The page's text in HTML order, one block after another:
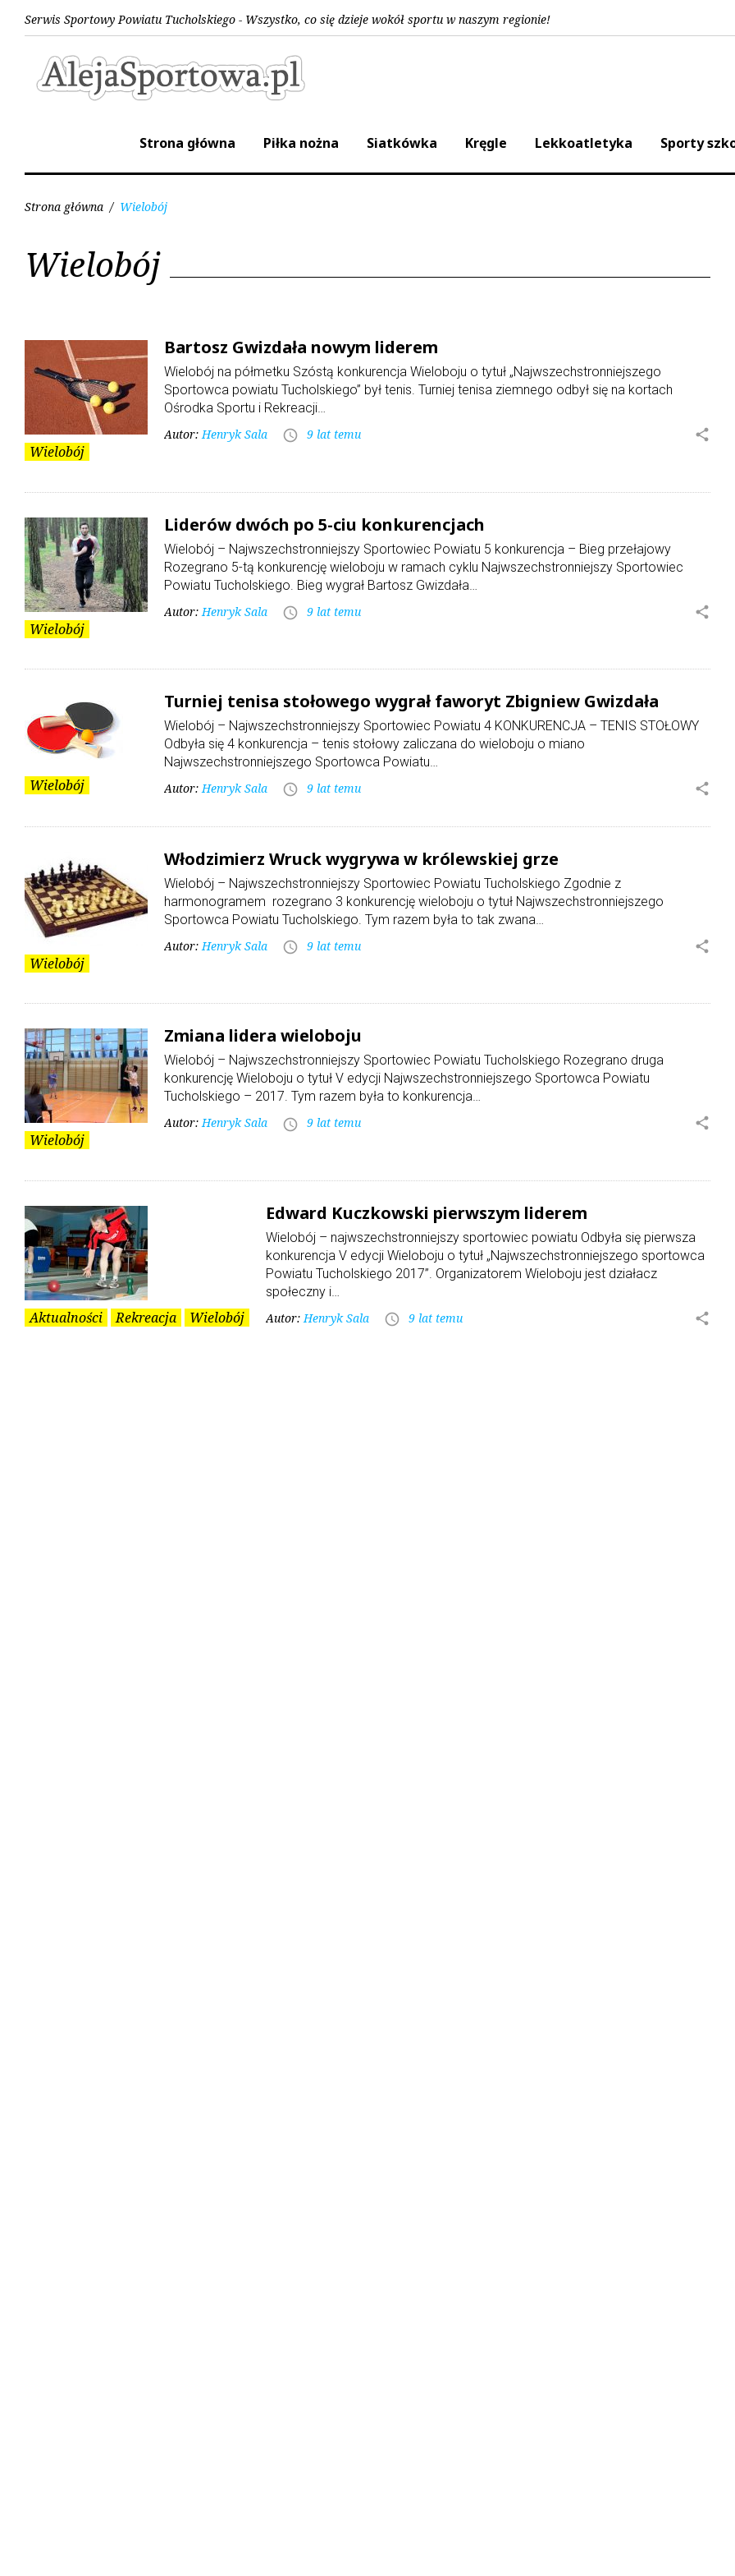
Serwis Sportowy Powiatu Tucholskiego - Wszystko, co się dzieje wokół sportu w naszym regionie!
Strona główna Piłka nożna Siatkówka Kręgle Lekkoatletyka Sporty
Strona główna / Wielobój
Kategoria:
Wielobój
Wielobój
Bartosz Gwizdała nowym liderem
Wielobój na półmetku Szóstą konkurencja Wieloboju o tytuł „Najwszechstronniejszego
Sportowca powiatu Tucholskiego” był tenis. Turniej tenisa ziemnego odbył się na kortach
Ośrodka Sportu i Rekreacji…
Autor:Henryk Sala access_time 9 lat temu share
Wielobój
Liderów dwóch po 5-ciu konkurencjach
Wielobój – Najwszechstronniejszy Sportowiec Powiatu 5 konkurencja – Bieg przełajowy
Rozegrano 5-tą konkurencję wieloboju w ramach cyklu Najwszechstronniejszy Sportowiec
Powiatu Tucholskiego. Bieg wygrał Bartosz Gwizdała…
Autor: Henryk Sala access_time 9 lat temu share
Wielobój
Turniej tenisa stołowego wygrał faworyt Zbigniew Gwizdała
Wielobój – Najwszechstronniejszy Sportowiec Powiatu 4 KONKURENCJA – TENIS STOŁOWY
Odbyła się 4 konkurencja – tenis stołowy zaliczana do wieloboju o miano
Najwszechstronniejszego Sportowca Powiatu…
Autor:Henryk Sala access_time 9 lat temu share
Wielobój
Włodzimierz Wruck wygrywa w królewskiej grze
Wielobój – Najwszechstronniejszy Sportowiec Powiatu Tucholskiego Zgodnie z
harmonogramem rozegrano 3 konkurencję wieloboju o tytuł Najwszechstronniejszego
Sportowca Powiatu Tucholskiego. Tym razem była to tak zwana…
Autor: Henryk Sala access_time 9 lat temu share
Wielobój
Zmiana lidera wieloboju
Wielobój – Najwszechstronniejszy Sportowiec Powiatu Tucholskiego Rozegrano druga
konkurencję Wieloboju o tytuł V edycji Najwszechstronniejszego Sportowca Powiatu
Tucholskiego – 2017. Tym razem była to konkurencja…
Autor:Henryk Sala access_time 9 lat temu share
Aktualności Rekreacja Wielobój
Edward Kuczkowski pierwszym liderem
Wielobój – najwszechstronniejszy sportowiec powiatu Odbyła się pierwsza
konkurencja V edycji Wieloboju o tytuł „Najwszechstronniejszego sportowca
Powiatu Tucholskiego 2017”. Organizatorem Wieloboju jest działacz
społeczny i…
Autor:Henryk Sala access_time 9 lat temu share